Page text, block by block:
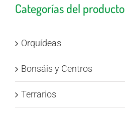
Categorías del producto
Orquídeas
Bonsáis y Centros
Terrarios